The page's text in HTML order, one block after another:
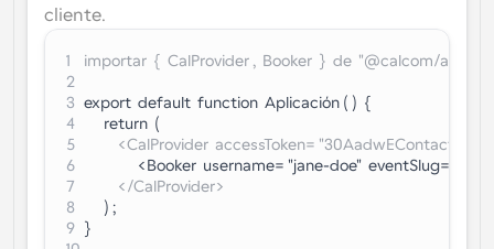
cliente.
1
importar  {  CalProvider ,  Booker  }  de  "@calcom/atoms"
2
3 export  default  function  Aplicación ( )  {
4
      return  (
5
<CalProvider  accessToken=
6
<Booker  username= "jane-doe"  eventSlug=
7
          </CalProvider>
8
      ) ;
9 }